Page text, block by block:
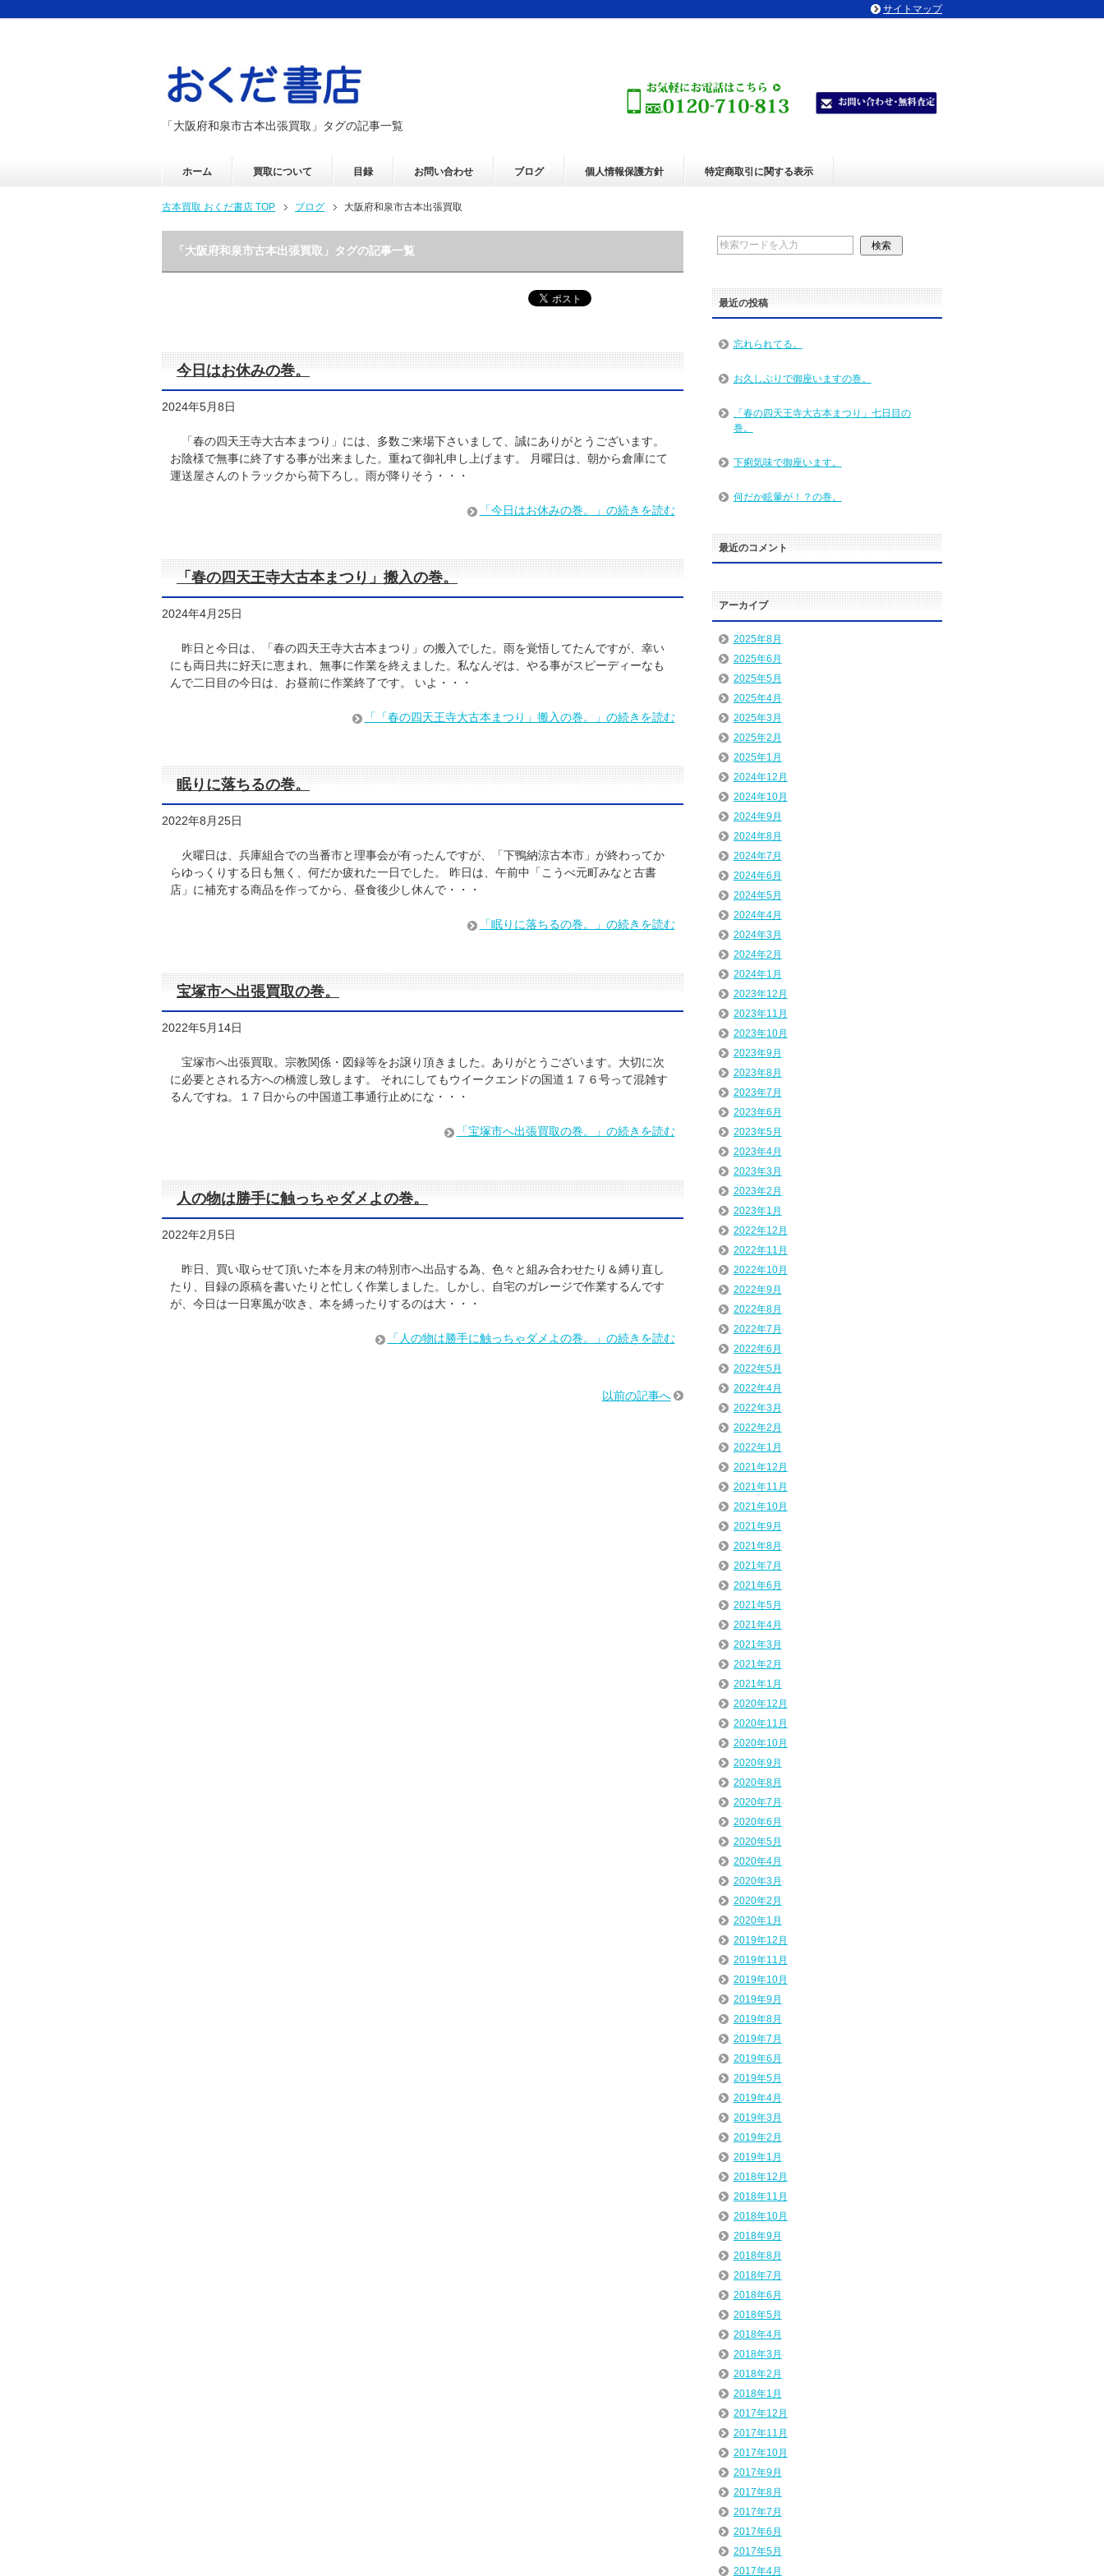
「大阪府和泉市古本出張買取」タグの記事一覧
ホーム 買取について 目録 お問い合わせ ブログ 個人情報保護方針 特定商取引に関する表示
古本買取 おくだ書店 TOP ブログ 大阪府和泉市古本出張買取
「大阪府和泉市古本出張買取」タグの記事一覧
今日はお休みの巻。
2024年5月8日
「春の四天王寺大古本まつり」には、多数ご来場下さいまして、誠にありがとうございます。
お陰様で無事に終了する事が出来ました。重ねて御礼申し上げます。 月曜日は、朝から倉庫にて
運送屋さんのトラックから荷下ろし。雨が降りそう・・・
「今日はお休みの巻。」の続きを読む
「春の四天王寺大古本まつり」搬入の巻。
2024年4月25日
昨日と今日は、「春の四天王寺大古本まつり」の搬入でした。雨を覚悟してたんですが、幸い
にも両日共に好天に恵まれ、無事に作業を終えました。私なんぞは、やる事がスピーディーなも
んで二日目の今日は、お昼前に作業終了です。 いよ・・・
「「春の四天王寺大古本まつり」搬入の巻。」の続きを読む
眠りに落ちるの巻。
2022年8月25日
火曜日は、兵庫組合での当番市と理事会が有ったんですが、「下鴨納涼古本市」が終わってか
らゆっくりする日も無く、何だか疲れた一日でした。 昨日は、午前中「こうべ元町みなと古書
店」に補充する商品を作ってから、昼食後少し休んで・・・
「眠りに落ちるの巻。」の続きを読む
宝塚市へ出張買取の巻。
2022年5月14日
宝塚市へ出張買取。宗教関係・図録等をお譲り頂きました。ありがとうございます。大切に次
に必要とされる方への橋渡し致します。 それにしてもウイークエンドの国道１７６号って混雑す
るんですね。１７日からの中国道工事通行止めにな・・・
「宝塚市へ出張買取の巻。」の続きを読む
人の物は勝手に触っちゃダメよの巻。
2022年2月5日
昨日、買い取らせて頂いた本を月末の特別市へ出品する為、色々と組み合わせたり＆縛り直し
たり、目録の原稿を書いたりと忙しく作業しました。しかし、自宅のガレージで作業するんです
が、今日は一日寒風が吹き、本を縛ったりするのは大・・・
「人の物は勝手に触っちゃダメよの巻。」の続きを読む
以前の記事へ
最近の投稿
忘れられてる。
お久しぶりで御座いますの巻。
「春の四天王寺大古本まつり」七日目の
巻。
下痢気味で御座います。
何だか眩暈が！？の巻。
最近のコメント
アーカイブ
2025年8月
2025年6月
2025年5月
2025年4月
2025年3月
2025年2月
2025年1月
2024年12月
2024年10月
2024年9月
2024年8月
2024年7月
2024年6月
2024年5月
2024年4月
2024年3月
2024年2月
2024年1月
2023年12月
2023年11月
2023年10月
2023年9月
2023年8月
2023年7月
2023年6月
2023年5月
2023年4月
2023年3月
2023年2月
2023年1月
2022年12月
2022年11月
2022年10月
2022年9月
2022年8月
2022年7月
2022年6月
2022年5月
2022年4月
2022年3月
2022年2月
2022年1月
2021年12月
2021年11月
2021年10月
2021年9月
2021年8月
2021年7月
2021年6月
2021年5月
2021年4月
2021年3月
2021年2月
2021年1月
2020年12月
2020年11月
2020年10月
2020年9月
2020年8月
2020年7月
2020年6月
2020年5月
2020年4月
2020年3月
2020年2月
2020年1月
2019年12月
2019年11月
2019年10月
2019年9月
2019年8月
2019年7月
2019年6月
2019年5月
2019年4月
2019年3月
2019年2月
2019年1月
2018年12月
2018年11月
2018年10月
2018年9月
2018年8月
2018年7月
2018年6月
2018年5月
2018年4月
2018年3月
2018年2月
2018年1月
2017年12月
2017年11月
2017年10月
2017年9月
2017年8月
2017年7月
2017年6月
2017年5月
2017年4月
サイトマップ